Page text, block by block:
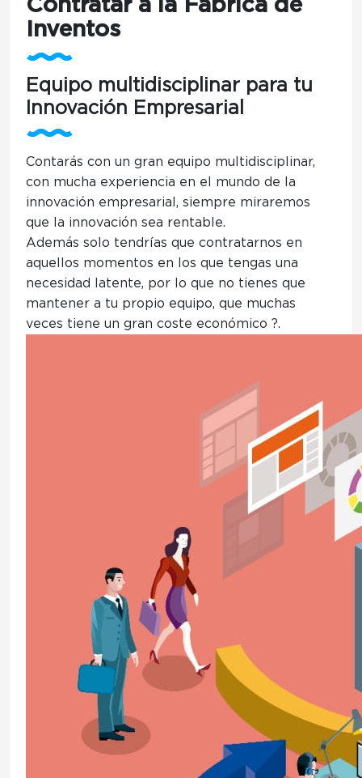
Contratar a la Fábrica de
Inventos
Equipo multidisciplinar para tu
Innovación Empresarial
Contarás con un gran equipo multidisciplinar,
con mucha experiencia en el mundo de la
innovación empresarial, siempre miraremos
que la innovación sea rentable.
Además solo tendrías que contratarnos en
aquellos momentos en los que tengas una
necesidad latente, por lo que no tienes que
mantener a tu propio equipo, que muchas
veces tiene un gran coste económico ?.